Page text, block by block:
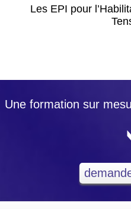
Les EPI pour
Une formation sur